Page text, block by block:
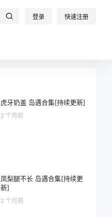
登录 快速注册
虎牙奶盖 岛遇合集[持续更新]
2 个月前
凤梨腿不长 岛遇合集[持续更
新]
2 个月前